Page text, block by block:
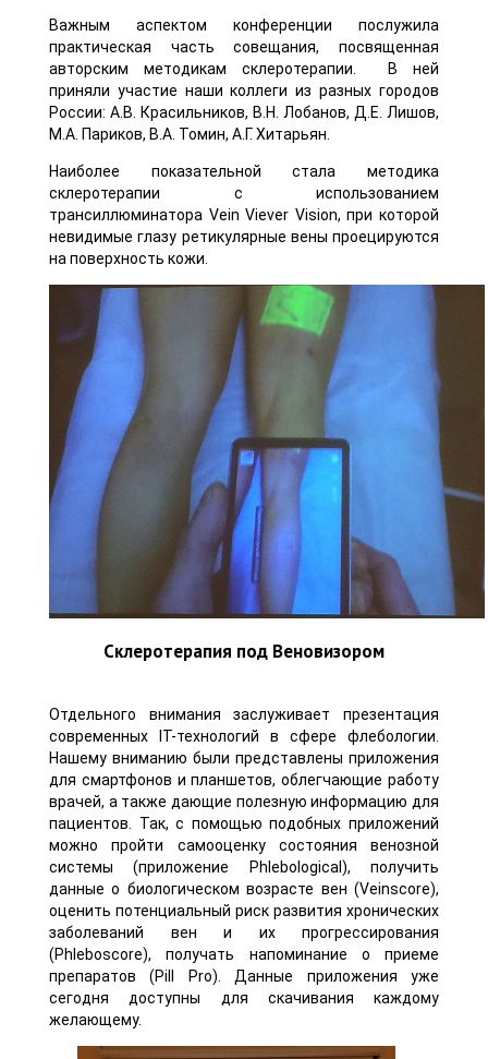
Важным аспектом конференции послужила
практическая часть совещания, посвященная
авторским методикам склеротерапии. В ней
приняли участие наши коллеги из разных городов
России: А.В. Красильников, В.Н. Лобанов, Д.Е. Лишов,
М.А. Париков, В.А. Томин, А.Г. Хитарьян.
Наиболее показательной стала методика
склеротерапии с использованием
трансиллюминатора Vein Viever Vision, при которой
невидимые глазу ретикулярные вены проецируются
на поверхность кожи.
Склеротерапия под Веновизором
Отдельного внимания заслуживает презентация
современных IT-технологий в сфере флебологии.
Нашему вниманию были представлены приложения
для смартфонов и планшетов, облегчающие работу
врачей, а также дающие полезную информацию для
пациентов. Так, с помощью подобных приложений
можно пройти самооценку состояния венозной
системы (приложение Phlebological), получить
данные о биологическом возрасте вен (Veinscore),
оценить потенциальный риск развития хронических
заболеваний вен и их прогрессирования
(Phleboscore), получать напоминание о приеме
препаратов (Pill Pro). Данные приложения уже
сегодня доступны для скачивания каждому
желающему.